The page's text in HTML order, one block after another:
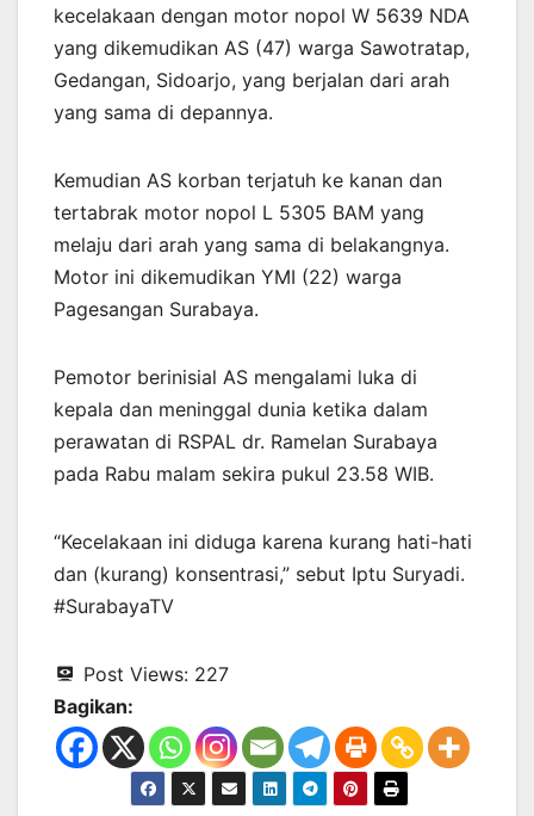
kecelakaan dengan motor nopol W 5639 NDA
yang dikemudikan AS (47) warga Sawotratap,
Gedangan, Sidoarjo, yang berjalan dari arah
yang sama di depannya.
Kemudian AS korban terjatuh ke kanan dan
tertabrak motor nopol L 5305 BAM yang
melaju dari arah yang sama di belakangnya.
Motor ini dikemudikan YMI (22) warga
Pagesangan Surabaya.
Pemotor berinisial AS mengalami luka di
kepala dan meninggal dunia ketika dalam
perawatan di RSPAL dr. Ramelan Surabaya
pada Rabu malam sekira pukul 23.58 WIB.
“Kecelakaan ini diduga karena kurang hati-hati
dan (kurang) konsentrasi,” sebut Iptu Suryadi.
#SurabayaTV
Post Views: 227
Bagikan: